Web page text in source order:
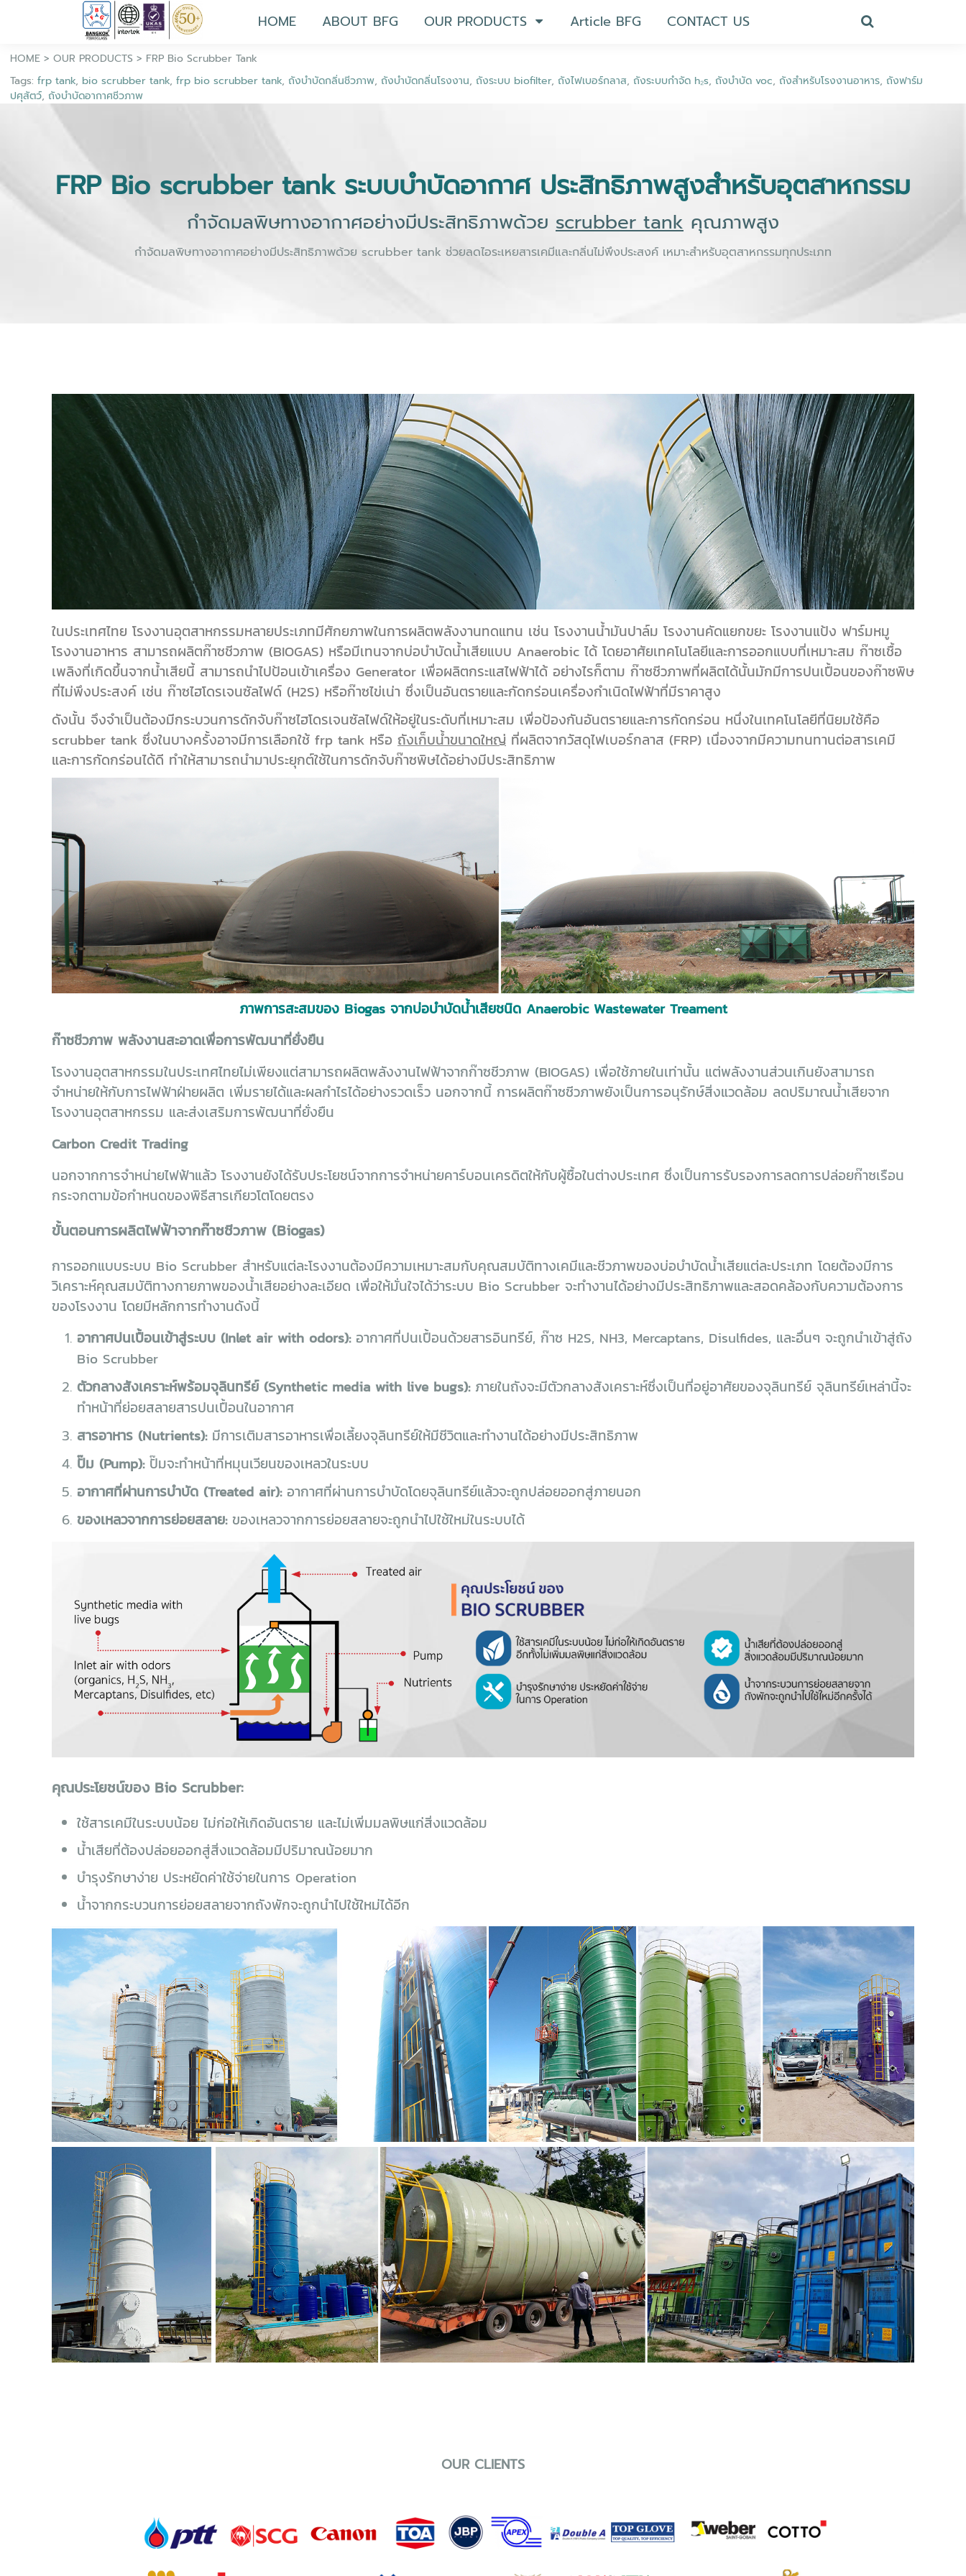
HOME ABOUT BFG OUR PRODUCTS Article BFG CONTACT US
HOME> OUR PRODUCTS > FRP Bio Scrubber Tank
Tags: frp tank, bio scrubber tank, frp bio scrubber tank, ถังบำบัดกลิ่นชีวภาพ, ถังบำบัดกลิ่นโรงงาน, ถังระบบ biofilter, ถังไฟเบอร์กลาส, ถังระบบกำจัด h₂s, ถังบำบัด voc, ถังสำหรับโรงงานอาหาร, ถังฟาร์ม
ปศุสัตว์, ถังบำบัดอากาศชีวภาพ
FRP Bio scrubber tank ระบบบำบัดอากาศ ประสิทธิภาพสูงสำหรับอุตสาหกรรม
กำจัดมลพิษทางอากาศอย่างมีประสิทธิภาพด้วย scrubber tank คุณภาพสูง
กำจัดมลพิษทางอากาศอย่างมีประสิทธิภาพด้วย scrubber tank ช่วยลดไอระเหยสารเคมีและกลิ่นไม่พึงประสงค์ เหมาะสำหรับอุตสาหกรรมทุกประเภท
ในประเทศไทย โรงงานอุตสาหกรรมหลายประเภทมีศักยภาพในการผลิตพลังงานทดแทน เช่น โรงงานน้ำมันปาล์ม โรงงานคัดแยกขยะ โรงงานแป้ง ฟาร์มหมู
โรงงานอาหาร สามารถผลิตก๊าซชีวภาพ (BIOGAS) หรือมีเทนจากบ่อบำบัดน้ำเสียแบบ Anaerobic ได้ โดยอาศัยเทคโนโลยีและการออกแบบที่เหมาะสม ก๊าซเชื้อ
เพลิงที่เกิดขึ้นจากน้ำเสียนี้ สามารถนำไปป้อนเข้าเครื่อง Generator เพื่อผลิตกระแสไฟฟ้าได้ อย่างไรก็ตาม ก๊าซชีวภาพที่ผลิตได้นั้นมักมีการปนเปื้อนของก๊าซพิษ
ที่ไม่พึงประสงค์ เช่น ก๊าซไฮโดรเจนซัลไฟด์ (H2S) หรือก๊าซไข่เน่า ซึ่งเป็นอันตรายและกัดกร่อนเครื่องกำเนิดไฟฟ้าที่มีราคาสูง
ดังนั้น จึงจำเป็นต้องมีกระบวนการดักจับก๊าซไฮโดรเจนซัลไฟด์ให้อยู่ในระดับที่เหมาะสม เพื่อป้องกันอันตรายและการกัดกร่อน หนึ่งในเทคโนโลยีที่นิยมใช้คือ
scrubber tank ซึ่งในบางครั้งอาจมีการเลือกใช้ frp tank หรือ ถังเก็บน้ำขนาดใหญ่ ที่ผลิตจากวัสดุไฟเบอร์กลาส (FRP) เนื่องจากมีความทนทานต่อสารเคมี
และการกัดกร่อนได้ดี ทำให้สามารถนำมาประยุกต์ใช้ในการดักจับก๊าซพิษได้อย่างมีประสิทธิภาพ
ภาพการสะสมของ Biogas จากบ่อบำบัดน้ำเสียชนิด Anaerobic Wastewater Treament
ก๊าซชีวภาพ พลังงานสะอาดเพื่อการพัฒนาที่ยั่งยืน
โรงงานอุตสาหกรรมในประเทศไทยไม่เพียงแต่สามารถผลิตพลังงานไฟฟ้าจากก๊าซชีวภาพ (BIOGAS) เพื่อใช้ภายในเท่านั้น แต่พลังงานส่วนเกินยังสามารถ
จำหน่ายให้กับการไฟฟ้าฝ่ายผลิต เพิ่มรายได้และผลกำไรได้อย่างรวดเร็ว นอกจากนี้ การผลิตก๊าซชีวภาพยังเป็นการอนุรักษ์สิ่งแวดล้อม ลดปริมาณน้ำเสียจาก
โรงงานอุตสาหกรรม และส่งเสริมการพัฒนาที่ยั่งยืน
Carbon Credit Trading
นอกจากการจำหน่ายไฟฟ้าแล้ว โรงงานยังได้รับประโยชน์จากการจำหน่ายคาร์บอนเครดิตให้กับผู้ซื้อในต่างประเทศ ซึ่งเป็นการรับรองการลดการปล่อยก๊าซเรือน
กระจกตามข้อกำหนดของพิธีสารเกียวโตโดยตรง
ขั้นตอนการผลิตไฟฟ้าจากก๊าซชีวภาพ (Biogas)
การออกแบบระบบ Bio Scrubber สำหรับแต่ละโรงงานต้องมีความเหมาะสมกับคุณสมบัติทางเคมีและชีวภาพของบ่อบำบัดน้ำเสียแต่ละประเภท โดยต้องมีการ
วิเคราะห์คุณสมบัติทางกายภาพของน้ำเสียอย่างละเอียด เพื่อให้มั่นใจได้ว่าระบบ Bio Scrubber จะทำงานได้อย่างมีประสิทธิภาพและสอดคล้องกับความต้องการ
ของโรงงาน โดยมีหลักการทำงานดังนี้
อากาศปนเปื้อนเข้าสู่ระบบ (Inlet air with odors):อากาศที่ปนเปื้อนด้วยสารอินทรีย์, ก๊าซ H2S, NH3, Mercaptans, Disulfides, และอื่นๆ จะถูกนำเข้าสู่ถัง
Bio Scrubber
ตัวกลางสังเคราะห์พร้อมจุลินทรีย์ (Synthetic media with live bugs):ภายในถังจะมีตัวกลางสังเคราะห์ซึ่งเป็นที่อยู่อาศัยของจุลินทรีย์ จุลินทรีย์เหล่านี้จะ
ทำหน้าที่ย่อยสลายสารปนเปื้อนในอากาศ
สารอาหาร (Nutrients):มีการเติมสารอาหารเพื่อเลี้ยงจุลินทรีย์ให้มีชีวิตและทำงานได้อย่างมีประสิทธิภาพ
ปั๊ม (Pump):ปั๊มจะทำหน้าที่หมุนเวียนของเหลวในระบบ
อากาศที่ผ่านการบำบัด (Treated air):อากาศที่ผ่านการบำบัดโดยจุลินทรีย์แล้วจะถูกปล่อยออกสู่ภายนอก
ของเหลวจากการย่อยสลาย:ของเหลวจากการย่อยสลายจะถูกนำไปใช้ใหม่ในระบบได้
คุณประโยชน์ของ Bio Scrubber:
ใช้สารเคมีในระบบน้อย ไม่ก่อให้เกิดอันตราย และไม่เพิ่มมลพิษแก่สิ่งแวดล้อม
น้ำเสียที่ต้องปล่อยออกสู่สิ่งแวดล้อมมีปริมาณน้อยมาก
บำรุงรักษาง่าย ประหยัดค่าใช้จ่ายในการ Operation
น้ำจากกระบวนการย่อยสลายจากถังพักจะถูกนำไปใช้ใหม่ได้อีก
OUR CLIENTS